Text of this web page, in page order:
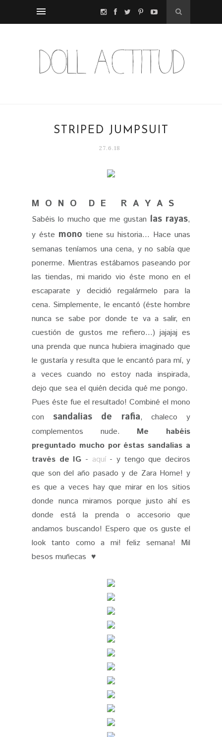
STRIPED JUMPSUIT
27.6.18
M O N O D E R A Y A S
Sabéis lo mucho que me gustan las rayas,
y éste mono tiene su historia... Hace unas
semanas teníamos una cena, y no sabía que
ponerme. Mientras estábamos paseando por
las tiendas, mi marido vio éste mono en el
escaparate y decidió regalármelo para la
cena. Simplemente, le encantó (éste hombre
nunca se sabe por donde te va a salir, en
cuestión de gustos me refiero...) jajajaj es
una prenda que nunca hubiera imaginado que
le gustaría y resulta que le encantó para mí, y
a veces cuando no estoy nada inspirada,
dejo que sea el quién decida qué me pongo.
Pues éste fue el resultado! Combiné el mono
con sandalias de rafia, chaleco y
complementos nude. Me habéis
preguntado mucho por éstas sandalias a
través de IG - aquí- y tengo que deciros
que son del año pasado y de Zara Home! y
es que a veces hay que mirar en los sitios
donde nunca miramos porque justo ahí es
donde está la prenda o accesorio que
andamos buscando! Espero que os guste el
look tanto como a mi! feliz semana! Mil
besos muñecas ♥